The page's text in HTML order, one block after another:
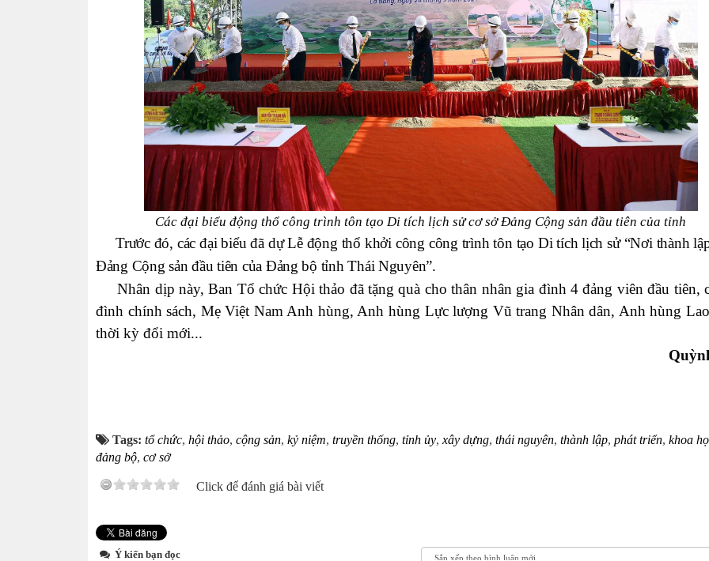
Các đại biểu động thổ công trình tôn tạo Di tích lịch sử cơ sở Đảng Cộng sản đầu tiên của tỉnh
Trước đó, các đại biểu đã dự Lễ động thổ khởi công công trình tôn tạo Di tích lịch sử “Nơi thành
Đảng Cộng sản đầu tiên của Đảng bộ tỉnh Thái Nguyên”.
Nhân dịp này, Ban Tổ chức Hội thảo đã tặng quà cho thân nhân gia đình 4 đảng viên đầu tiên,
đình chính sách, Mẹ Việt Nam Anh hùng, Anh hùng Lực lượng Vũ trang Nhân dân, Anh hùng
thời kỳ đổi mới...
Tags: tổ chức, hội thảo, cộng sản, kỷ niệm, truyền thống, tỉnh ủy, xây dựng, thái nguyên, thành lập, phát triển, khoa
đảng bộ, cơ sở
Click để đánh giá bài viết
Ý kiến bạn đọc